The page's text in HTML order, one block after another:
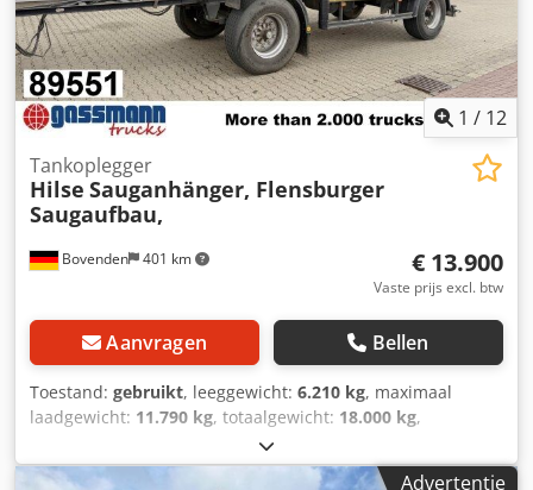
1 / 12
Bovenden 401 km
Tankoplegger
Hilse Sauganhänger, Flensburger
Saugaufbau,
€ 13.900
Vaste prijs excl. btw
Aanvragen Bellen
Toestand: gebruikt, leeggewicht: 6.210 kg, maximaal
laadgewicht: 11.790 kg, totaalgewicht: 18.000 kg,
, eerste registratie:
laadruimte inhoud:10 m³, ophanging:staal,
Advertentie